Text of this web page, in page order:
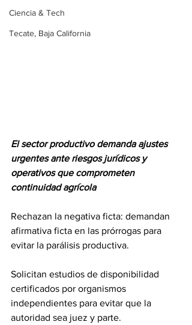
Ciencia & Tech
Tecate, Baja California
El sector productivo demanda ajustes
urgentes ante riesgos jurídicos y
operativos que comprometen
continuidad agrícola
Rechazan la negativa ficta: demandan
afirmativa ficta en las prórrogas para
evitar la parálisis productiva.
Solicitan estudios de disponibilidad
certificados por organismos
independientes para evitar que la
autoridad sea juez y parte.